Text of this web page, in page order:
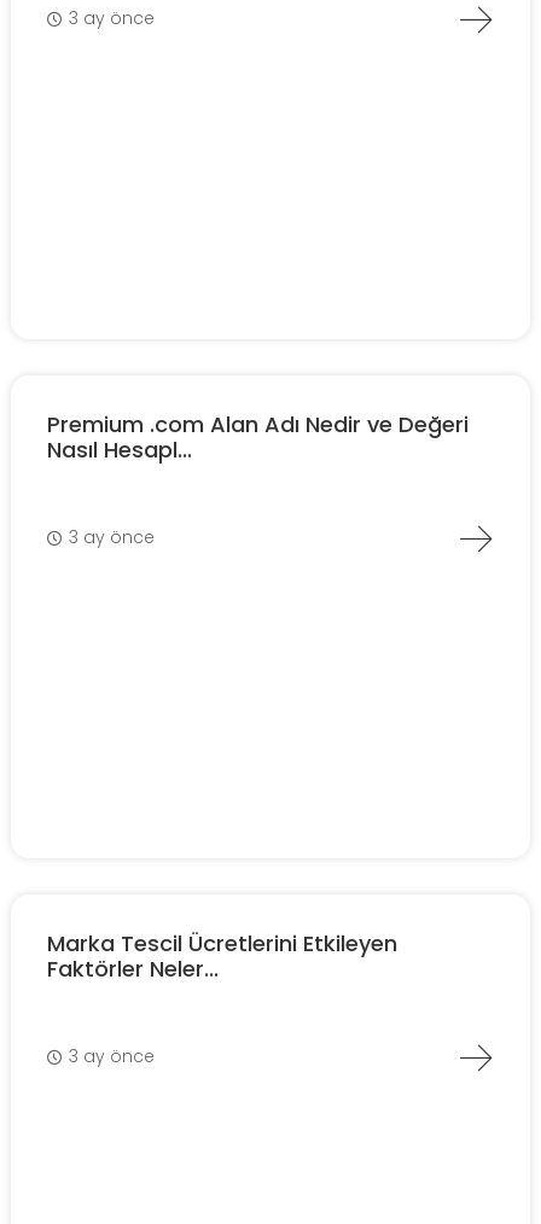
3 ay önce
Premium .com Alan Adı Nedir ve Değeri
Nasıl Hesapl...
3 ay önce
Marka Tescil Ücretlerini Etkileyen
Faktörler Neler...
3 ay önce